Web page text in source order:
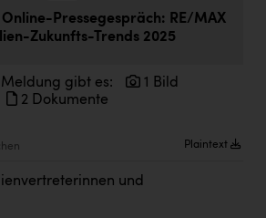
Austria
Online-Pressegespräch: RE/MAX
Zukunfts-Trends 2025
gibt es:
1 Bild
2 Dokumente
Plaintext
und